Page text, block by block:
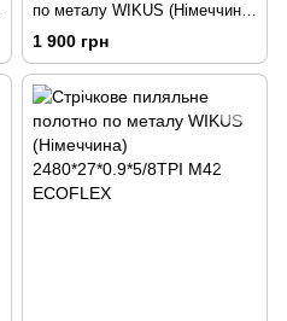
по металу WIKUS (Німеччина)
2480*27*0.9*3/4TPI M42
ECOFLEX
1 900 грн